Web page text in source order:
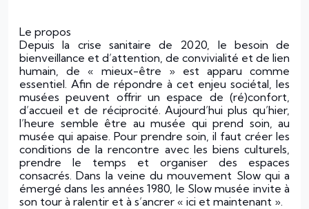
Le propos
Depuis la crise sanitaire de 2020, le besoin de
bienveillance et d’attention, de convivialité et de lien
humain, de « mieux-être » est apparu comme
essentiel. Afin de répondre à cet enjeu sociétal, les
musées peuvent offrir un espace de (ré)confort,
d’accueil et de réciprocité. Aujourd’hui plus qu’hier,
l’heure semble être au musée qui prend soin, au
musée qui apaise. Pour prendre soin, il faut créer les
conditions de la rencontre avec les biens culturels,
prendre le temps et organiser des espaces
consacrés. Dans la veine du mouvement Slow qui a
émergé dans les années 1980, le Slow musée invite à
son tour à ralentir et à s’ancrer « ici et maintenant ».